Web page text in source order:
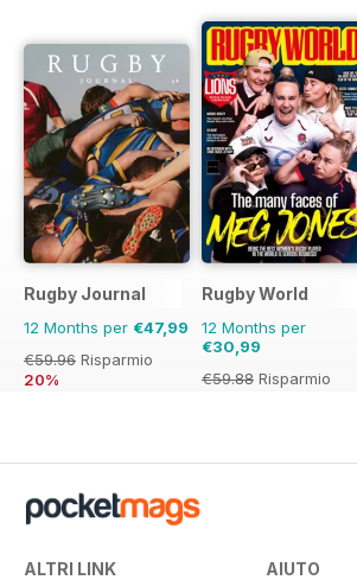
Rugby Journal
12 Months per €47,99
€59.96 Risparmio
20%
Rugby World
12 Months per
€30,99
€59.88 Risparmio
ALTRI LINK AIUTO